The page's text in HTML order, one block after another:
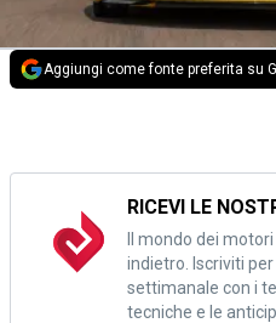
Aggiungi come fonte preferita su
RICEVI LE
Il mondo dei
indietro. Iscriviti
settimanale con i
tecniche e le